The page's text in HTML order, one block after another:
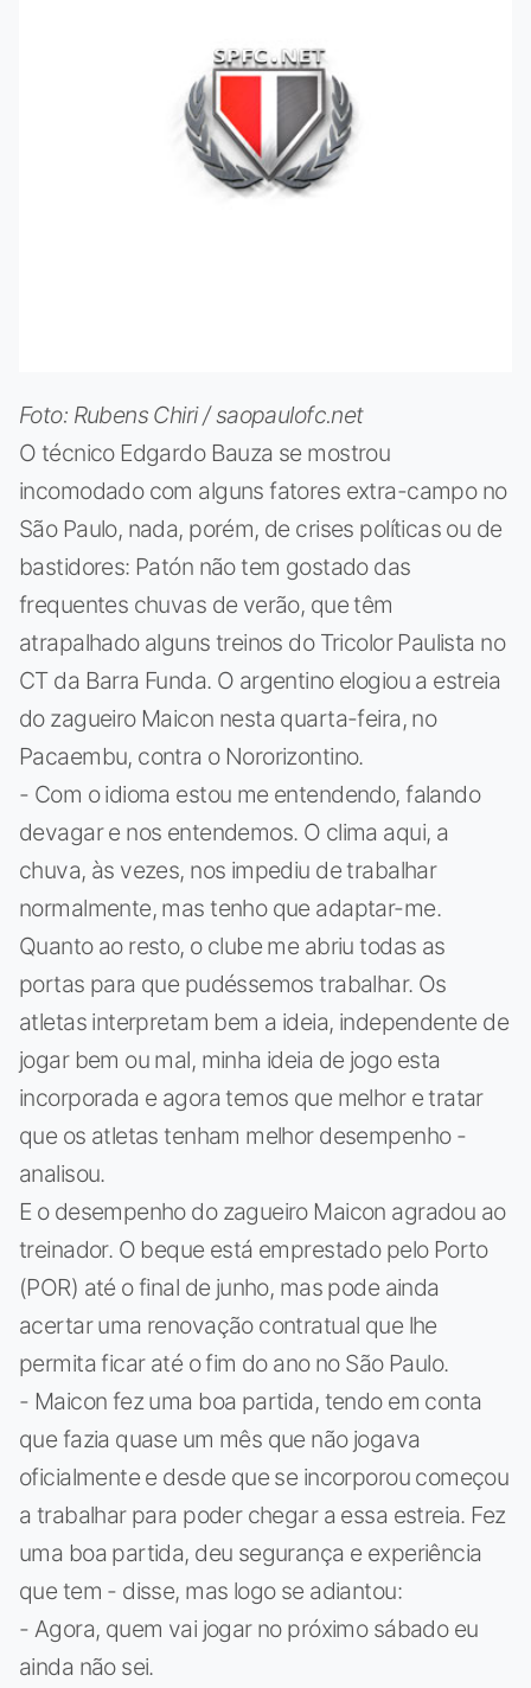
Foto: Rubens Chiri / saopaulofc.net
O técnico Edgardo Bauza se mostrou
incomodado com alguns fatores extra-campo no
São Paulo, nada, porém, de crises políticas ou de
bastidores: Patón não tem gostado das
frequentes chuvas de verão, que têm
atrapalhado alguns treinos do Tricolor Paulista no
CT da Barra Funda. O argentino elogiou a estreia
do zagueiro Maicon nesta quarta-feira, no
Pacaembu, contra o Nororizontino.
- Com o idioma estou me entendendo, falando
devagar e nos entendemos. O clima aqui, a
chuva, às vezes, nos impediu de trabalhar
normalmente, mas tenho que adaptar-me.
Quanto ao resto, o clube me abriu todas as
portas para que pudéssemos trabalhar. Os
atletas interpretam bem a ideia, independente de
jogar bem ou mal, minha ideia de jogo esta
incorporada e agora temos que melhor e tratar
que os atletas tenham melhor desempenho -
analisou.
E o desempenho do zagueiro Maicon agradou ao
treinador. O beque está emprestado pelo Porto
(POR) até o final de junho, mas pode ainda
acertar uma renovação contratual que lhe
permita ficar até o fim do ano no São Paulo.
- Maicon fez uma boa partida, tendo em conta
que fazia quase um mês que não jogava
oficialmente e desde que se incorporou começou
a trabalhar para poder chegar a essa estreia. Fez
uma boa partida, deu segurança e experiência
que tem - disse, mas logo se adiantou:
- Agora, quem vai jogar no próximo sábado eu
ainda não sei.